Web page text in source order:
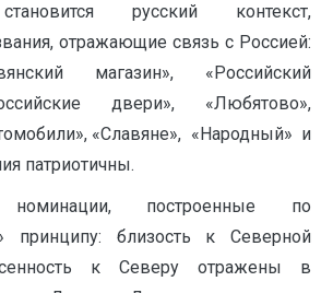
русский контекст,
отражающие связь с Россией:
магазин», «Российский
двери», «Любятово»,
«Славяне», «Народный» и
патриотичны.
построенные по
принципу: близость к Северной
к Северу отражены в